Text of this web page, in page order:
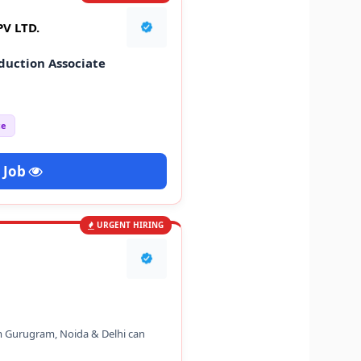
LTD.
Associate
Job
URGENT HIRING
Noida & Delhi can